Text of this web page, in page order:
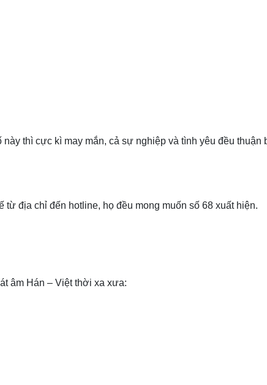
thì cực kì may mắn, cả sự nghiệp và tình yêu đều
địa chỉ đến hotline, họ đều mong muốn số 68 xuất hiện.
âm Hán – Việt thời xa xưa: